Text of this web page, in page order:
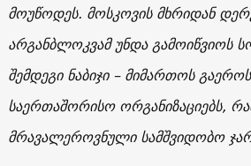
მოუწოდეს. მოსკოვის მხრიდან
არგანბლოკვამ უნდა გამოიწვიოს
შემდეგი ნაბიჯი – მიმართოს
საერთაშორისო ორგანიზაციებს,
მრავალეროვნული სამშვიდობო